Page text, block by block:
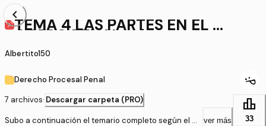
chevron_left
TEMA 4 LAS PARTES EN EL PR
OCESO PENAL.pdf
Albertito150
Derecho Procesal Penal
7 archivos· Descargar carpeta (PRO)
Subo a continuación el temario completo según el pr
ver más
leaderboard
33